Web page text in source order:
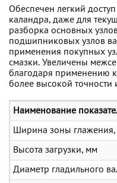
Обеспечен легкий
каландра, даже для
разборка основных
подшипниковых узлов
применения покупных
смазки. Увеличены
благодаря применению
более высокой точности
Наименование
Ширина зоны
Высота загрузки, мм
Диаметр гладильного